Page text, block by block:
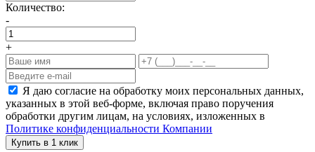
Количество:
-
+
Я даю согласие на обработку моих персональных данных,
указанных в этой веб-форме, включая право поручения
обработки другим лицам, на условиях, изложенных в
Политике конфиденциальности Компании
Купить в 1 клик